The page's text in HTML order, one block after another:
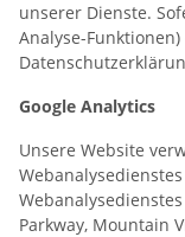
unserer Dienste.
Analyse-
Google Analytics
Unsere Website
Parkway, Mountain